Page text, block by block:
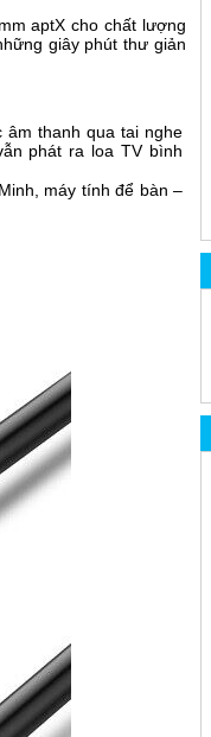
aptX cho chất lượng
giây phút thư giản
âm thanh qua tai nghe
phát ra loa TV bình
máy tính để bàn –